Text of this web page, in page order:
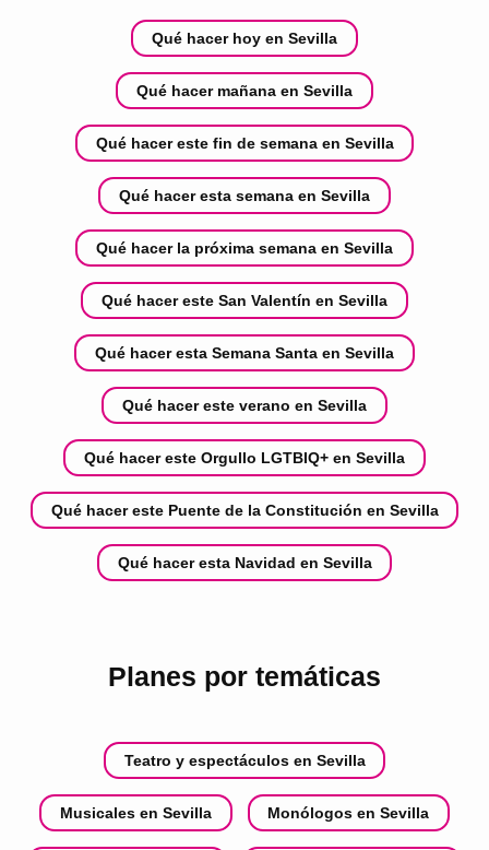
Qué hacer hoy en Sevilla
Qué hacer mañana en Sevilla
Qué hacer este fin de semana en Sevilla
Qué hacer esta semana en Sevilla
Qué hacer la próxima semana en Sevilla
Qué hacer este San Valentín en Sevilla
Qué hacer esta Semana Santa en Sevilla
Qué hacer este verano en Sevilla
Qué hacer este Orgullo LGTBIQ+ en Sevilla
Qué hacer este Puente de la Constitución en Sevilla
Qué hacer esta Navidad en Sevilla
Planes por temáticas
Teatro y espectáculos en Sevilla
Musicales en Sevilla Monólogos en Sevilla